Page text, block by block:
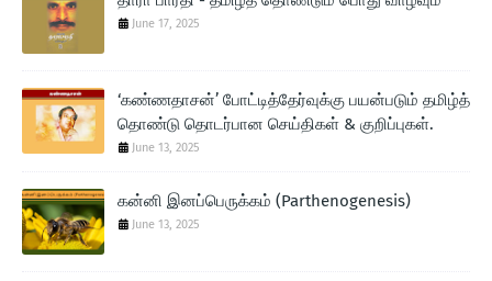
June 17, 2025
‘கண்ணதாசன்’ போட்டித்தேர்வுக்கு பயன்படும் தமிழ்த்
தொண்டு தொடர்பான செய்திகள் & குறிப்புகள்.
June 13, 2025
கன்னி இனப்பெருக்கம் (Parthenogenesis)
June 13, 2025